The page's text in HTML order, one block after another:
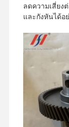
ลดความเสี่ยง
และกังหันได้อ